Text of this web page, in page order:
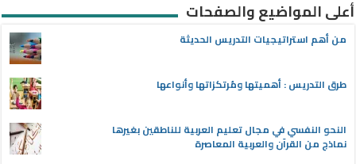
أعلى المواضيع والصفحات
من أهم استراتيجيات التدريس الحديثة
طرق التدريس : أهميتها ومُرتكزاتها وأنواعها
النحو النفسي في مجال تعليم العربية للناطقين بغيرها
نماذج من القرآن والعربية المعاصرة